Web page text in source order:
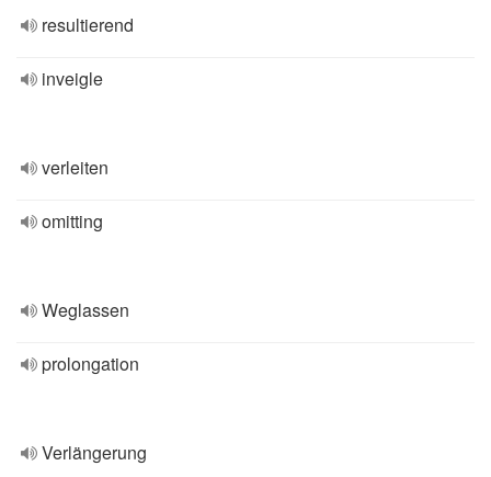
resultierend
inveigle
verleiten
omitting
Weglassen
prolongation
Verlängerung